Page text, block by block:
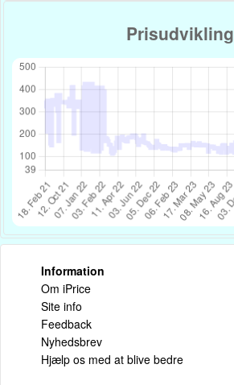
Prisudvikling
Information
Om iPrice
Site info
Feedback
Nyhedsbrev
Hjælp os med at blive bedre